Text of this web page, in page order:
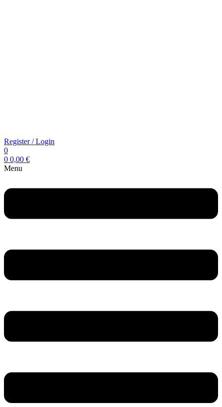
Register / Login
0
0 0,00 €
Menu